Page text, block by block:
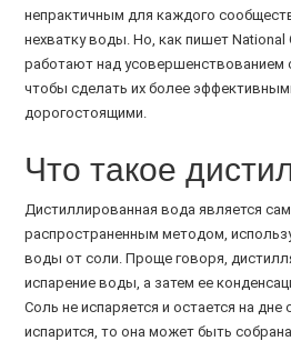
непрактичным для каждого
нехватку воды. Но, как пишет National
работают над
чтобы сделать их более
дорогостоящими.
Что такое
Дистиллированная вода является
распространенным методом,
воды от соли. Проще говоря,
испарение воды, а затем ее
Соль не испаряется и остается на дне
испарится, то она может быть